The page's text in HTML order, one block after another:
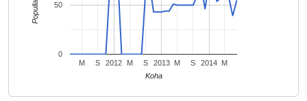
2012 2013 2014
M S M S M S M
0
50
Koha